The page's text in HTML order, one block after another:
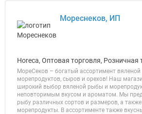
Мореснеков, ИП
Horeca, Оптовая торговля, Розничная
МореСеков – богатый ассортимент
морепродуктов, сыров и орехов! Наш
широкий выбор вяленой рыбы и
неповторимым вкусом и ароматом. Мы
рыбу различных сортов и размеров, а
морепродукты. В ассортименте также